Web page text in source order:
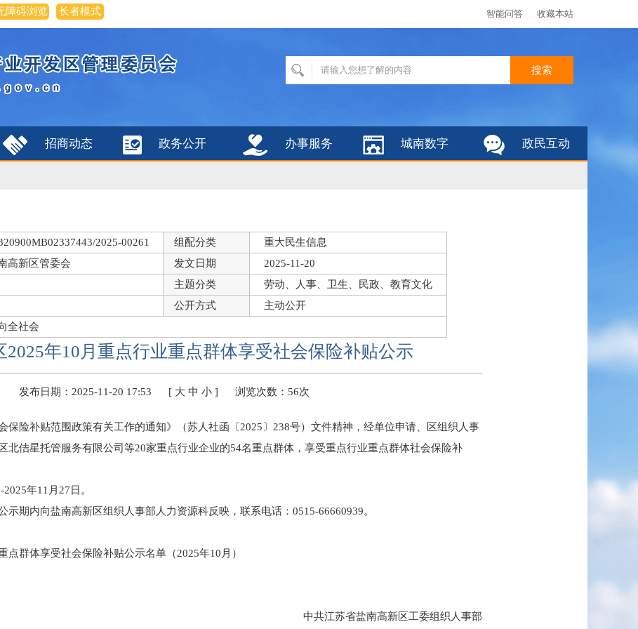
障碍浏览 长者模式 收藏本站
智能问答
招商动态 政务公开 办事服务 城南数字 政民互动
2025-00261 组配分类
重大民生信息
高新区管委会 发文日期
2025-11-20
主题分类
劳动、人事、卫生、民政、教育文化
公开方式
主动公开
全社会
2025年10月重点行业重点群体享受社会保险补贴公示
发布日期：2025-11-20 17:53 [ 大 中 小 ] 浏览次数： 56次
保险补贴范围政策有关工作的通知》（苏人社函〔2025〕238号）文件精神，经单位申请、区组织人事
北佶星托管服务有限公司等20家重点行业企业的54名重点群体，享受重点行业重点群体社会保险补
年11月27日。
示期内向盐南高新区组织人事部人力资源科反映，联系电话：0515-66660939。
点群体享受社会保险补贴公示名单（2025年10月）
中共江苏省盐南高新区工委组织人事部